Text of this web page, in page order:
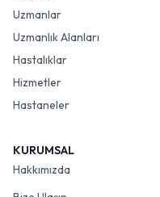
Uzmanlar
Uzmanlık Alanları
Hastalıklar
Hizmetler
Hastaneler
KURUMSAL
Hakkımızda